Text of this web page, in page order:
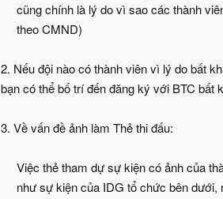
cũng chính là lý do vì sao các thành
theo CMND)​
2. Nếu đội nào có thành viên vì lý do bất
bạn có thể bố trí đến đăng ký với BTC bất
3. Về vấn đề ảnh làm Thẻ thi đấu:
Việc thẻ tham dự sự kiện có ảnh của
như sự kiện của IDG tổ chức bên dưới,